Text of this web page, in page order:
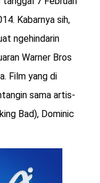
Kabarnya sih,
ngehindarin
Warner Bros
Film yang di
sama artis-
Bad), Dominic